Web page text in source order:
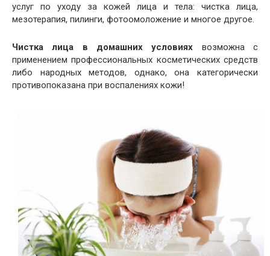
услуг по уходу за кожей лица и тела: чистка лица,
мезотерапия, пилинги, фотоомоложение и многое другое.
Чистка лица в домашних условиях возможна с
применением профессиональных косметических средств
либо народных методов, однако, она категорически
противопоказана при воспалениях кожи!